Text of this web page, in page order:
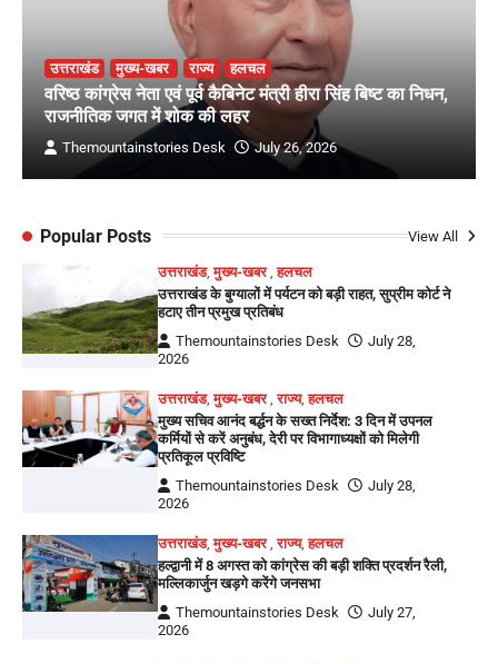
उत्तराखंड मुख्य-खबर राज्य हलचल
वरिष्ठ कांग्रेस नेता एवं पूर्व कैबिनेट मंत्री हीरा सिंह बिष्ट का निधन,
राजनीतिक जगत में शोक की लहर
Themountainstories Desk July 26, 2026
Popular Posts View All
उत्तराखंड,मुख्य-खबर ,हलचल
उत्तराखंड के बुग्यालों में पर्यटन को बड़ी राहत, सुप्रीम कोर्ट ने
हटाए तीन प्रमुख प्रतिबंध
Themountainstories Desk
July 28,
2026
उत्तराखंड,मुख्य-खबर ,राज्य,हलचल
मुख्य सचिव आनंद बर्द्धन के सख्त निर्देश: 3 दिन में उपनल
कर्मियों से करें अनुबंध, देरी पर विभागाध्यक्षों को मिलेगी
प्रतिकूल प्रविष्टि
Themountainstories Desk
July 28,
2026
उत्तराखंड,मुख्य-खबर ,राज्य,हलचल
हल्द्वानी में 8 अगस्त को कांग्रेस की बड़ी शक्ति प्रदर्शन रैली,
मल्लिकार्जुन खड़गे करेंगे जनसभा
Themountainstories Desk
July 27,
2026